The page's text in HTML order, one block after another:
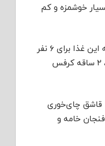
خوشمزه و کم
سوپ بروکلی و پنیر، غذایی سبک و ساده برای وعده شام در شب‌های آغازین پاییز است. برای تهیه این غذا برای ۶ نفر
به یک قاشق غذاخوری روغن زیتون فرابکر، ۱ عدد پیاز بزرگ خردشده، یک عدد هویج بزرگ خردشده، ۲ ساقه کرفس
قاشق چای‌خوری
چدار، نصف فنجان خامه و